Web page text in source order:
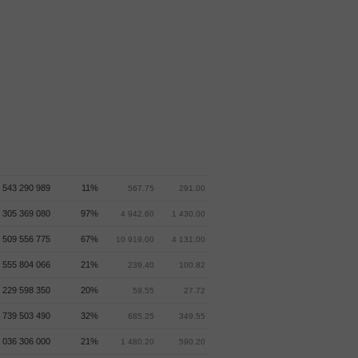
Поставьте пожалуйста плюс.
Стоит подписаться: smart-
кстати.
543 290 989 11% 567.75 291.00
305 369 080 97% 4 942.60 1 430.00
509 556 775 67% 10 919.00 4 131.00
555 804 066 21% 239.40 100.82
229 598 350 20% 59.55 27.72
739 503 490 32% 685.25 349.55
036 306 000 21% 1 480.20 590.20